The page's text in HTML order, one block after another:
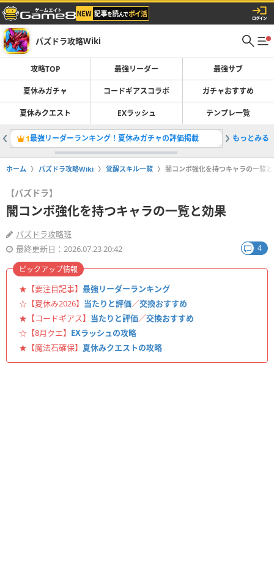
パズドラ攻略Wiki
攻略TOP 最強リーダー 最強サブ
夏休みガチャ コードギアスコラボ ガチャおすすめ
夏休みクエスト EXラッシュ テンプレ一覧
1最強リーダーランキング！夏休みガチャの評価掲載 2コード
もっとみる
ホーム パズドラ攻略Wiki 覚醒スキル一覧 闇コンボ強化を持つキャラの一覧
【パズドラ】
闇コンボ強化を持つキャラの一覧と効果
パズドラ攻略班
最終更新日：2026.07.23 20:42
4
★【要注目記事】 最強リーダーランキング
☆【夏休み2026】 当たりと評価／交換おすすめ
★【コードギアス】 当たりと評価／交換おすすめ
☆【8月クエ】 EXラッシュの攻略
★【魔法石確保】 夏休みクエストの攻略
ピックアップ情報